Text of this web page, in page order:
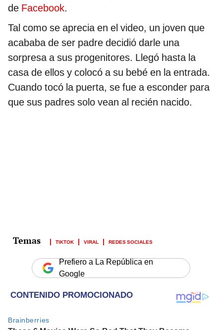
de Facebook.
Tal como se aprecia en el video, un joven que
acababa de ser padre decidió darle una
sorpresa a sus progenitores. Llegó hasta la
casa de ellos y colocó a su bebé en la entrada.
Cuando tocó la puerta, se fue a esconder para
que sus padres solo vean al recién nacido.
TIKTOK VIRAL REDES SOCIALES
Prefiero a La República en
Google